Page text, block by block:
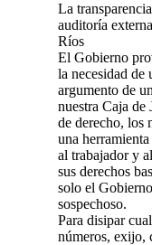
La
auditoría
Ríos
​El Gobierno
la necesidad de
argumento de
nuestra Caja de
de derecho, los
una
al trabajador y
sus derechos
solo el
sospechoso.
​Para disipar
números, exijo,